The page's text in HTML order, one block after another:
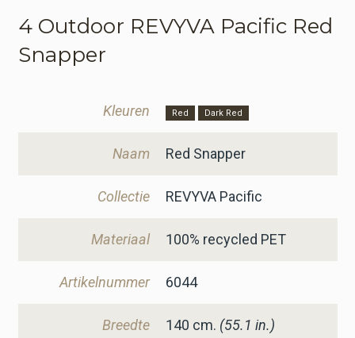
4 Outdoor REVYVA Pacific Red
Snapper
Kleuren Red Dark Red
Naam Red Snapper
Collectie REVYVA Pacific
Materiaal 100% recycled PET
Artikelnummer 6044
Breedte 140 cm. (55.1 in.)